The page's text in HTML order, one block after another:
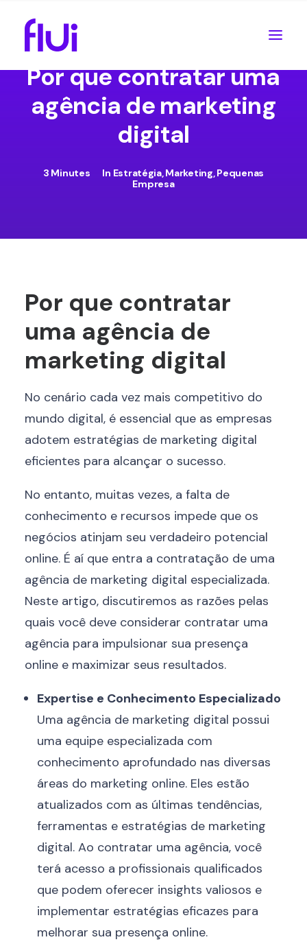
Por que contratar uma
agência de marketing
digital
3 Minutes In Estratégia,Marketing,Pequenas
Empresa
Por que contratar
uma agência de
marketing digital
No cenário cada vez mais competitivo do
mundo digital, é essencial que as empresas
adotem estratégias de marketing digital
eficientes para alcançar o sucesso.
No entanto, muitas vezes, a falta de
conhecimento e recursos impede que os
negócios atinjam seu verdadeiro potencial
online. É aí que entra a contratação de uma
agência de marketing digital especializada.
Neste artigo, discutiremos as razões pelas
quais você deve considerar contratar uma
agência para impulsionar sua presença
online e maximizar seus resultados.
Expertise e Conhecimento Especializado
Uma agência de marketing digital possui
uma equipe especializada com
conhecimento aprofundado nas diversas
áreas do marketing online. Eles estão
atualizados com as últimas tendências,
ferramentas e estratégias de marketing
digital. Ao contratar uma agência, você
terá acesso a profissionais qualificados
que podem oferecer insights valiosos e
implementar estratégias eficazes para
melhorar sua presença online.